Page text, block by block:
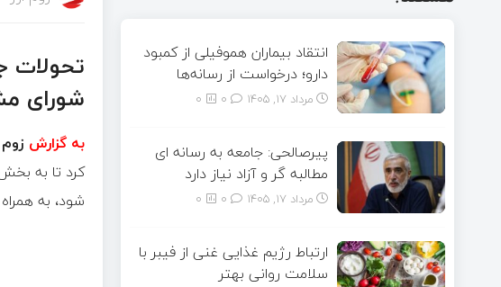
تحولات
شورای
به گزارش زوم
کرد تا به
شود، به
انتقاد بیماران هموفیلی از کمبود
دارو؛ درخواست از رسانه‌ها
مرداد ۱۷, ۱۴۰۵ 0
پیرصالحی: جامعه به رسانه ای
مطالبه گر و آزاد نیاز دارد
مرداد ۱۷, ۱۴۰۵ 0
ارتباط رژیم غذایی غنی از فیبر با
سلامت روانی بهتر